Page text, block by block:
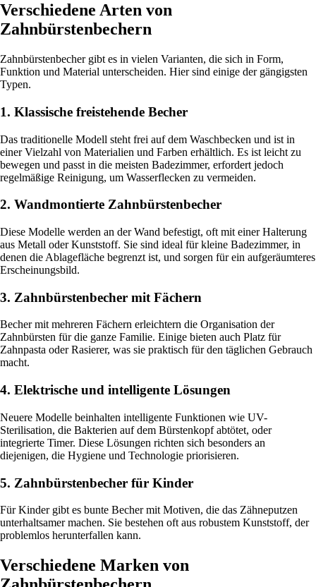
Verschiedene Arten von
Zahnbürstenbechern
Zahnbürstenbecher gibt es in vielen Varianten, die sich in Form,
Funktion und Material unterscheiden. Hier sind einige der gängigsten
Typen.
1. Klassische freistehende Becher
Das traditionelle Modell steht frei auf dem Waschbecken und ist in
einer Vielzahl von Materialien und Farben erhältlich. Es ist leicht zu
bewegen und passt in die meisten Badezimmer, erfordert jedoch
regelmäßige Reinigung, um Wasserflecken zu vermeiden.
2. Wandmontierte Zahnbürstenbecher
Diese Modelle werden an der Wand befestigt, oft mit einer Halterung
aus Metall oder Kunststoff. Sie sind ideal für kleine Badezimmer, in
denen die Ablagefläche begrenzt ist, und sorgen für ein aufgeräumteres
Erscheinungsbild.
3. Zahnbürstenbecher mit Fächern
Becher mit mehreren Fächern erleichtern die Organisation der
Zahnbürsten für die ganze Familie. Einige bieten auch Platz für
Zahnpasta oder Rasierer, was sie praktisch für den täglichen Gebrauch
macht.
4. Elektrische und intelligente Lösungen
Neuere Modelle beinhalten intelligente Funktionen wie UV-
Sterilisation, die Bakterien auf dem Bürstenkopf abtötet, oder
integrierte Timer. Diese Lösungen richten sich besonders an
diejenigen, die Hygiene und Technologie priorisieren.
5. Zahnbürstenbecher für Kinder
Für Kinder gibt es bunte Becher mit Motiven, die das Zähneputzen
unterhaltsamer machen. Sie bestehen oft aus robustem Kunststoff, der
problemlos herunterfallen kann.
Verschiedene Marken von